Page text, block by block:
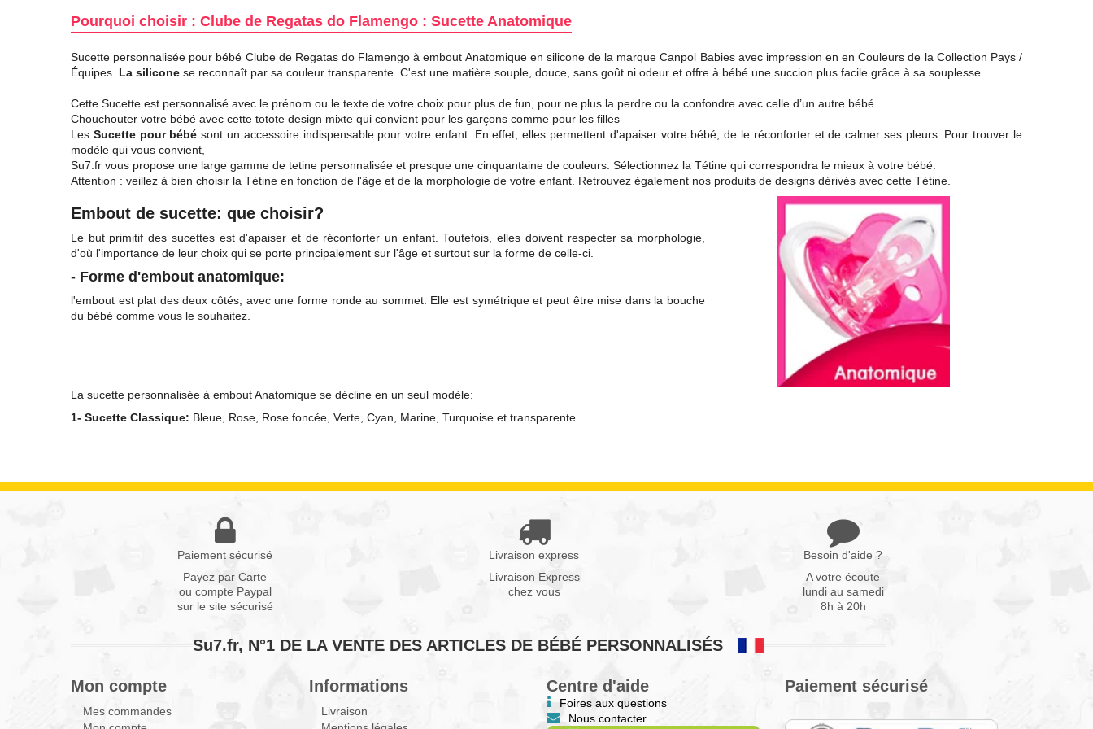
Pourquoi choisir : Clube de Regatas do Flamengo : Sucette Anatomique
Sucette personnalisée pour bébé Clube de Regatas do Flamengo à embout Anatomique en silicone de la marque Canpol Babies avec impression en en Couleurs de la Collection Pays /
Équipes . La silicone se reconnaît par sa couleur transparente. C'est une matière souple, douce, sans goût ni odeur et offre à bébé une succion plus facile grâce à sa souplesse.
Cette Sucette est personnalisé avec le prénom ou le texte de votre choix pour plus de fun, pour ne plus la perdre ou la confondre avec celle d’un autre bébé.
Chouchouter votre bébé avec cette totote design mixte qui convient pour les garçons comme pour les filles
Les Sucette pour bébé sont un accessoire indispensable pour votre enfant. En effet, elles permettent d'apaiser votre bébé, de le réconforter et de calmer ses pleurs. Pour trouver le
modèle qui vous convient,
Su7.fr vous propose une large gamme de tetine personnalisée et presque une cinquantaine de couleurs. Sélectionnez la Tétine qui correspondra le mieux à votre bébé.
Attention : veillez à bien choisir la Tétine en fonction de l'âge et de la morphologie de votre enfant. Retrouvez également nos produits de designs dérivés avec cette Tétine.
Embout de sucette: que choisir?
Le but primitif des sucettes est d'apaiser et de réconforter un enfant. Toutefois, elles doivent respecter sa morphologie,
d'où l'importance de leur choix qui se porte principalement sur l'âge et surtout sur la forme de celle-ci.
- Forme d'embout anatomique:
l'embout est plat des deux côtés, avec une forme ronde au sommet. Elle est symétrique et peut être mise dans la bouche
du bébé comme vous le souhaitez.
La sucette personnalisée à embout Anatomique se décline en un seul modèle:
1- Sucette Classique: Bleue Rose , Rose foncée, Verte, Cyan, Marine, Turquoise et transparente.
Paiement sécurisé
Payez par Carte
ou compte Paypal
sur le site sécurisé
Livraison express
Livraison Express
chez vous
Besoin d'aide ?
A votre écoute
lundi au samedi
8h à 20h
Su7.fr, N°1 DE LA VENTE DES ARTICLES DE BÉBÉ PERSONNALISÉS
Mon compte
Mes commandes
Informations
Livraison
Centre d'aide
Foires aux questions
Nous contacter
Paiement sécurisé